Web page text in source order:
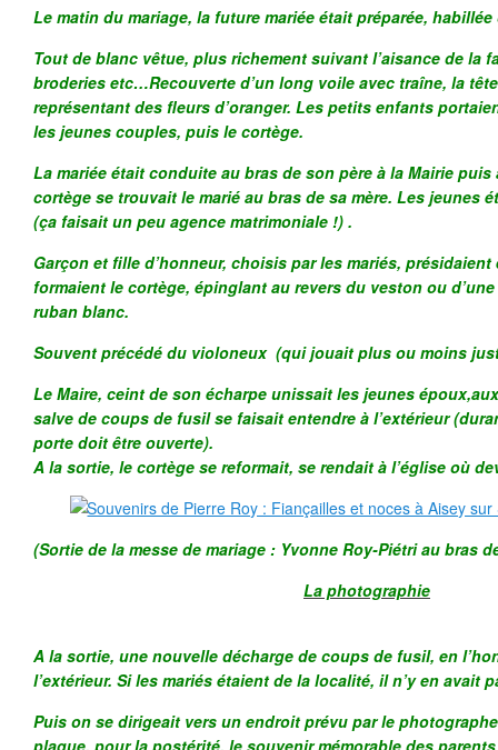
Le matin du mariage, la future mariée était préparée,
Tout de blanc vêtue, plus richement suivant l’aisance de la
broderies etc…Recouverte d’un long voile avec traîne, la
représentant des fleurs d’oranger. Les petits enfants
les jeunes couples, puis le cortège.
La mariée était conduite au bras de son père à la Mairie puis
cortège se trouvait le marié au bras de sa mère. Les jeunes
(ça faisait un peu agence matrimoniale !) .
Garçon et fille d’honneur, choisis par les mariés,
formaient le cortège, épinglant au revers du veston ou
ruban blanc.
Souvent précédé du violoneux (qui jouait plus ou moins
Le Maire, ceint de son écharpe unissait les jeunes
salve de coups de fusil se faisait entendre à l’extérieur
porte doit être ouverte).
A la sortie, le cortège se reformait, se rendait à l’église où
(Sortie de la messe de mariage : Yvonne Roy-Piétri au bras
La photographie
A la sortie, une nouvelle décharge de coups de fusil, en
l’extérieur. Si les mariés étaient de la localité, il n’y en avait
Puis on se dirigeait vers un endroit prévu par le
plaque, pour la postérité, le souvenir mémorable des